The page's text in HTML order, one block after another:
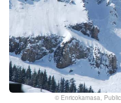
© Enricokamasa,